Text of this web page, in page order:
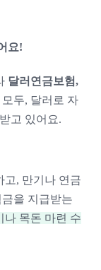
요!
달러연금보험,
두, 달러로 자
고 있어요.
고, 만기나 연금
을 지급받는
나 목돈 마련 수